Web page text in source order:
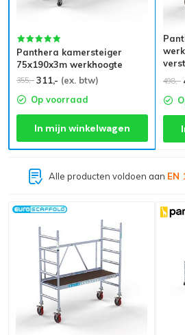
Panthera kamersteiger
75x190x3m werkhoogte
355,- 311,- (ex. btw)
Op voorraad
In mijn winkelwagen
498,-
Alle producten voldoen aan EN